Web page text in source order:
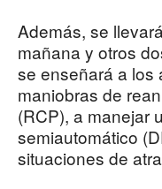
Además, se
mañana y otros
se enseñará a los
maniobras de
(RCP), a manejar
semiautomático
situaciones de